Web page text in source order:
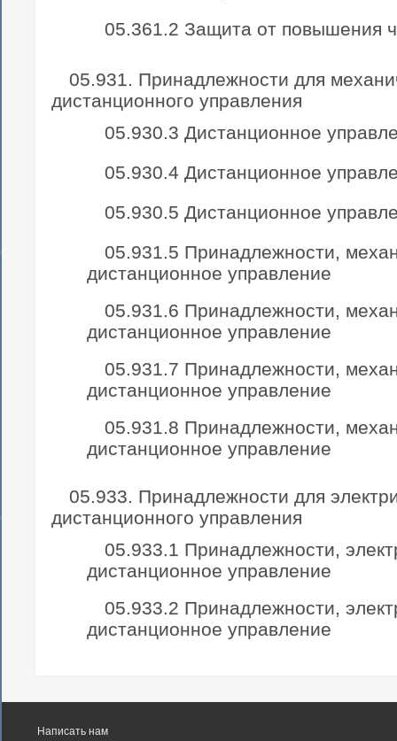
05.361.2 Защита от повышения
05.931. Принадлежности для
дистанционного управления
05.930.3 Дистанционное
05.930.4 Дистанционное
05.930.5 Дистанционное
05.931.5 Принадлежности,
дистанционное управление
05.931.6 Принадлежности,
дистанционное управление
05.931.7 Принадлежности,
дистанционное управление
05.931.8 Принадлежности,
дистанционное управление
05.933. Принадлежности для
дистанционного управления
05.933.1 Принадлежности,
дистанционное управление
05.933.2 Принадлежности,
дистанционное управление
Написать нам